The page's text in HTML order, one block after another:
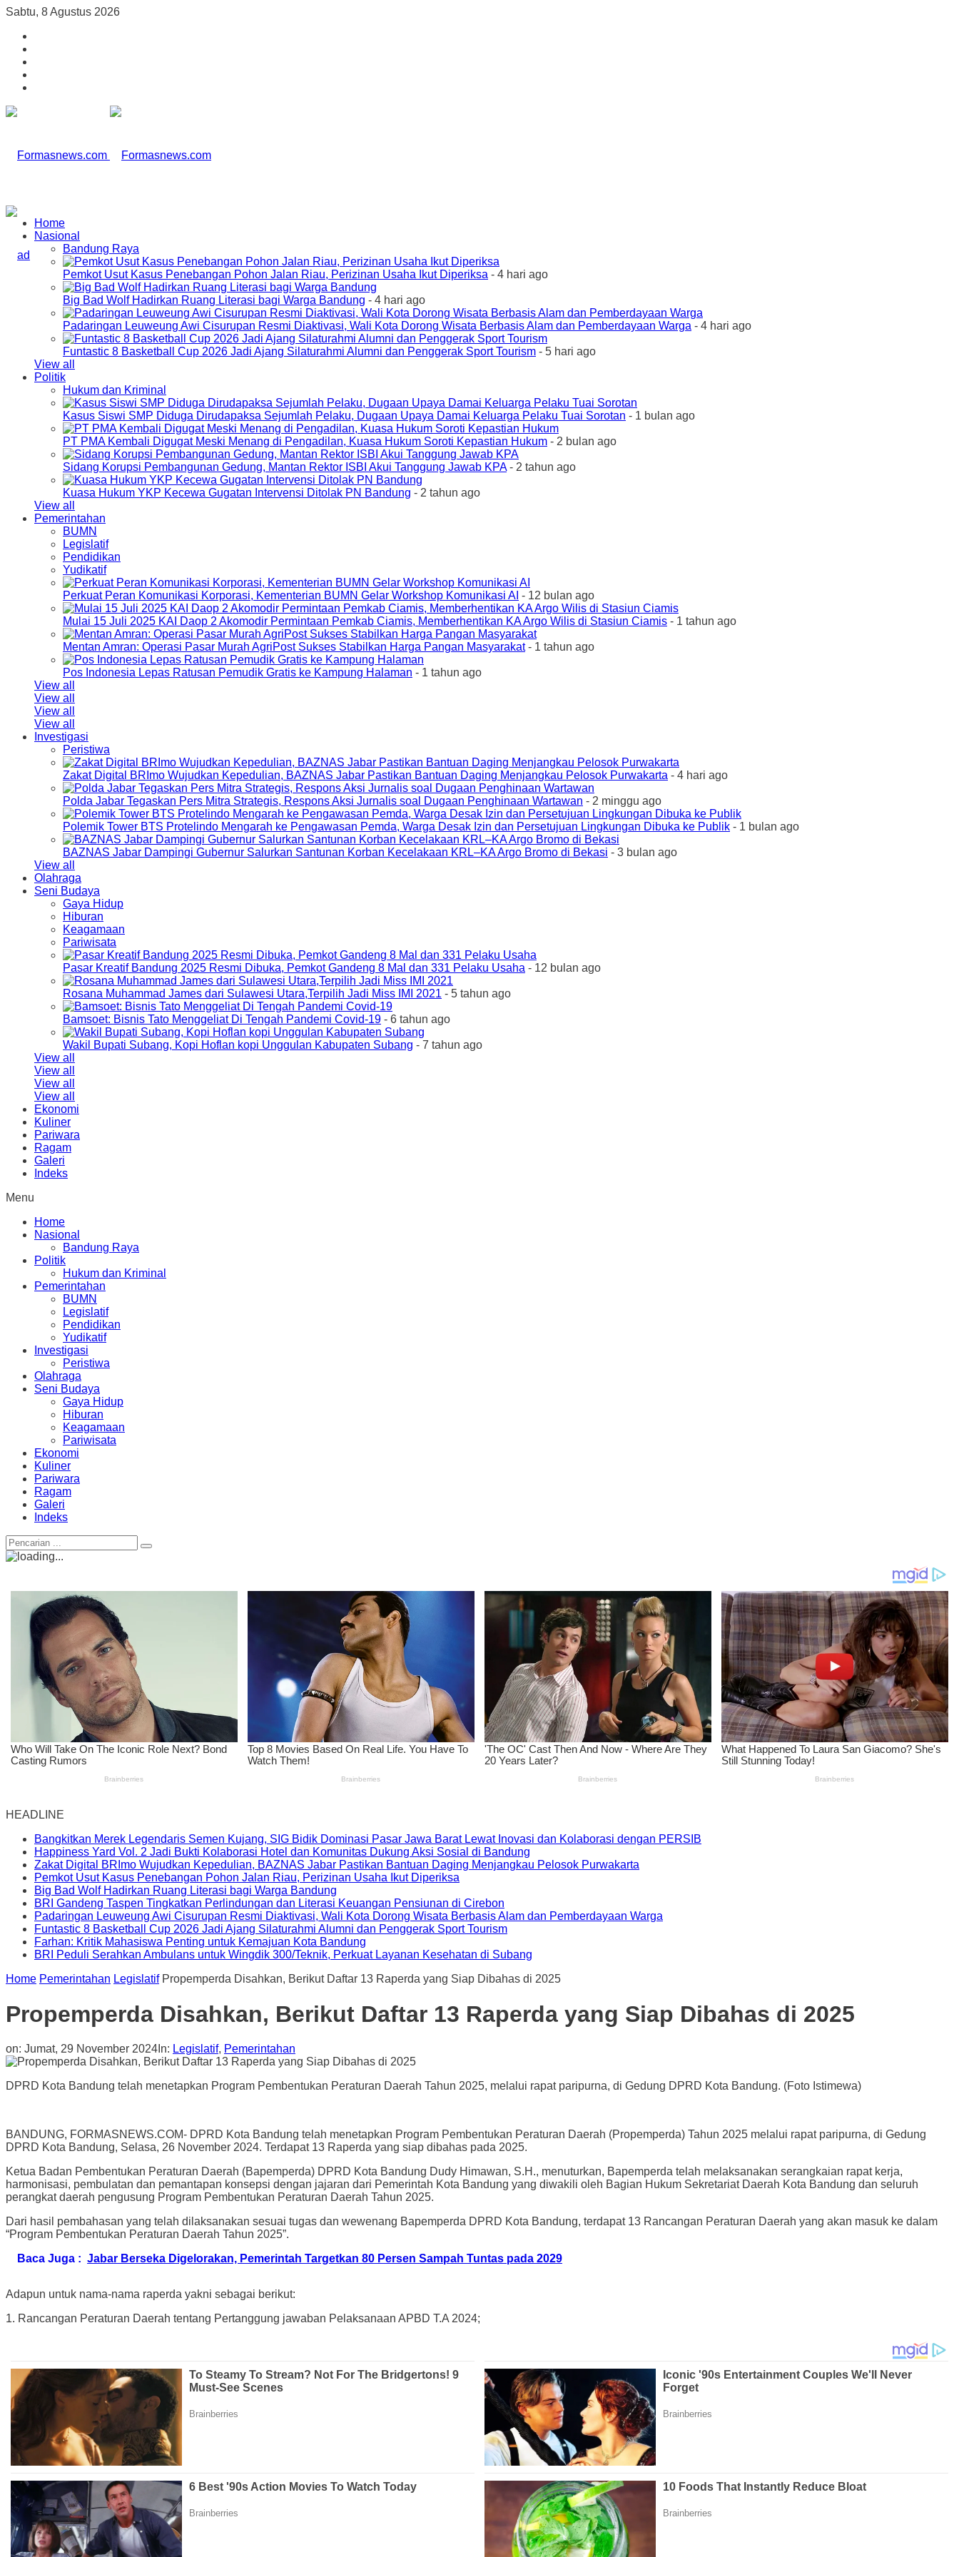
Sabtu, 8 Agustus 2026
Home
Nasional
Bandung Raya
Pemkot Usut Kasus Penebangan Pohon Jalan Riau, Perizinan Usaha Ikut Diperiksa - 4 hari ago
Big Bad Wolf Hadirkan Ruang Literasi bagi Warga Bandung - 4 hari ago
Padaringan Leuweung Awi Cisurupan Resmi Diaktivasi, Wali Kota Dorong Wisata Berbasis Alam dan Pemberdayaan Warga - 4 hari ago
Funtastic 8 Basketball Cup 2026 Jadi Ajang Silaturahmi Alumni dan Penggerak Sport Tourism - 5 hari ago
View all
Politik
Hukum dan Kriminal
Kasus Siswi SMP Diduga Dirudapaksa Sejumlah Pelaku, Dugaan Upaya Damai Keluarga Pelaku Tuai Sorotan - 1 bulan ago
PT PMA Kembali Digugat Meski Menang di Pengadilan, Kuasa Hukum Soroti Kepastian Hukum - 2 bulan ago
Sidang Korupsi Pembangunan Gedung, Mantan Rektor ISBI Akui Tanggung Jawab KPA- 2 tahun ago
Kuasa Hukum YKP Kecewa Gugatan Intervensi Ditolak PN Bandung - 2 tahun ago
View all
Pemerintahan
BUMN
Legislatif
Pendidikan
Yudikatif
Perkuat Peran Komunikasi Korporasi, Kementerian BUMN Gelar Workshop Komunikasi AI - 12 bulan ago
Mulai 15 Juli 2025 KAI Daop 2 Akomodir Permintaan Pemkab Ciamis, Memberhentikan KA Argo Wilis di Stasiun Ciamis - 1 tahun ago
Mentan Amran: Operasi Pasar Murah AgriPost Sukses Stabilkan Harga Pangan Masyarakat- 1 tahun ago
Pos Indonesia Lepas Ratusan Pemudik Gratis ke Kampung Halaman - 1 tahun ago
View all
View all
View all
View all
Investigasi
Peristiwa
Zakat Digital BRImo Wujudkan Kepedulian, BAZNAS Jabar Pastikan Bantuan Daging Menjangkau Pelosok Purwakarta - 4 hari ago
Polda Jabar Tegaskan Pers Mitra Strategis, Respons Aksi Jurnalis soal Dugaan Penghinaan Wartawan - 2 minggu ago
Polemik Tower BTS Protelindo Mengarah ke Pengawasan Pemda, Warga Desak Izin dan Persetujuan Lingkungan Dibuka ke Publik - 1 bulan ago
BAZNAS Jabar Dampingi Gubernur Salurkan Santunan Korban Kecelakaan KRL–KA Argo Bromo di Bekasi - 3 bulan ago
View all
Olahraga
Seni Budaya
Gaya Hidup
Hiburan
Keagamaan
Pariwisata
Pasar Kreatif Bandung 2025 Resmi Dibuka, Pemkot Gandeng 8 Mal dan 331 Pelaku Usaha - 12 bulan ago
Rosana Muhammad James dari Sulawesi Utara,Terpilih Jadi Miss IMI 2021 - 5 tahun ago
Bamsoet: Bisnis Tato Menggeliat Di Tengah Pandemi Covid-19 - 6 tahun ago
Wakil Bupati Subang, Kopi Hoflan kopi Unggulan Kabupaten Subang - 7 tahun ago
View all
View all
View all
View all
Ekonomi
Kuliner
Pariwara
Ragam
Galeri
Indeks
Menu
Home
Nasional
Bandung Raya
Politik
Hukum dan Kriminal
Pemerintahan
BUMN
Legislatif
Pendidikan
Yudikatif
Investigasi
Peristiwa
Olahraga
Seni Budaya
Gaya Hidup
Hiburan
Keagamaan
Pariwisata
Ekonomi
Kuliner
Pariwara
Ragam
Galeri
Indeks
HEADLINE
Bangkitkan Merek Legendaris Semen Kujang, SIG Bidik Dominasi Pasar Jawa Barat Lewat Inovasi dan Kolaborasi dengan PERSIB
Happiness Yard Vol. 2 Jadi Bukti Kolaborasi Hotel dan Komunitas Dukung Aksi Sosial di Bandung
Zakat Digital BRImo Wujudkan Kepedulian, BAZNAS Jabar Pastikan Bantuan Daging Menjangkau Pelosok Purwakarta
Pemkot Usut Kasus Penebangan Pohon Jalan Riau, Perizinan Usaha Ikut Diperiksa
Big Bad Wolf Hadirkan Ruang Literasi bagi Warga Bandung
BRI Gandeng Taspen Tingkatkan Perlindungan dan Literasi Keuangan Pensiunan di Cirebon
Padaringan Leuweung Awi Cisurupan Resmi Diaktivasi, Wali Kota Dorong Wisata Berbasis Alam dan Pemberdayaan Warga
Funtastic 8 Basketball Cup 2026 Jadi Ajang Silaturahmi Alumni dan Penggerak Sport Tourism
Farhan: Kritik Mahasiswa Penting untuk Kemajuan Kota Bandung
BRI Peduli Serahkan Ambulans untuk Wingdik 300/Teknik, Perkuat Layanan Kesehatan di Subang
Home Pemerintahan Legislatif Propemperda Disahkan, Berikut Daftar 13 Raperda yang Siap Dibahas di 2025
Propemperda Disahkan, Berikut Daftar 13 Raperda yang Siap Dibahas di 2025
on: Jumat, 29 November 2024 In: Legislatif, Pemerintahan
DPRD Kota Bandung telah menetapkan Program Pembentukan Peraturan Daerah Tahun 2025, melalui rapat paripurna, di Gedung DPRD Kota Bandung. (Foto Istimewa)
BANDUNG, FORMASNEWS.COM- DPRD Kota Bandung telah menetapkan Program Pembentukan Peraturan Daerah (Propemperda) Tahun 2025 melalui rapat paripurna, di Gedung
DPRD Kota Bandung, Selasa, 26 November 2024. Terdapat 13 Raperda yang siap dibahas pada 2025.
Ketua Badan Pembentukan Peraturan Daerah (Bapemperda) DPRD Kota Bandung Dudy Himawan, S.H., menuturkan, Bapemperda telah melaksanakan serangkaian rapat kerja,
harmonisasi, pembulatan dan pemantapan konsepsi dengan jajaran dari Pemerintah Kota Bandung yang diwakili oleh Bagian Hukum Sekretariat Daerah Kota Bandung dan seluruh
perangkat daerah pengusung Program Pembentukan Peraturan Daerah Tahun 2025.
Dari hasil pembahasan yang telah dilaksanakan sesuai tugas dan wewenang Bapemperda DPRD Kota Bandung, terdapat 13 Rancangan Peraturan Daerah yang akan masuk ke dalam
“Program Pembentukan Peraturan Daerah Tahun 2025”.
Baca Juga : Jabar Berseka Digelorakan, Pemerintah Targetkan 80 Persen Sampah Tuntas pada 2029
Adapun untuk nama-nama raperda yakni sebagai berikut:
1. Rancangan Peraturan Daerah tentang Pertanggung jawaban Pelaksanaan APBD T.A 2024;